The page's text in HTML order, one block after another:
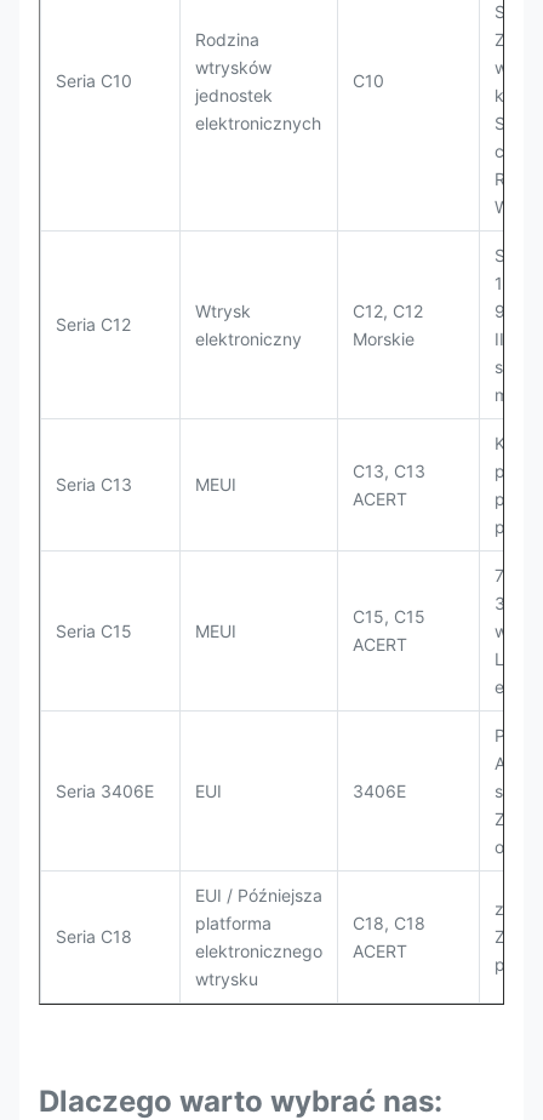
Seria C10
Rodzina
wtrysków
jednostek
elektronicznych
C10
Seria C12
Wtrysk
elektroniczny
C12, C12
Morskie
972G
II;
Seria C13 MEUI
C13, C13
ACERT
Seria C15 MEUI
C15, C15
ACERT
770
374D
LHD;
Seria 3406E EUI 3406E
Seria C18
EUI / Późniejsza
platforma
elektronicznego
wtrysku
C18, C18
ACERT
Dlaczego warto wybrać nas: